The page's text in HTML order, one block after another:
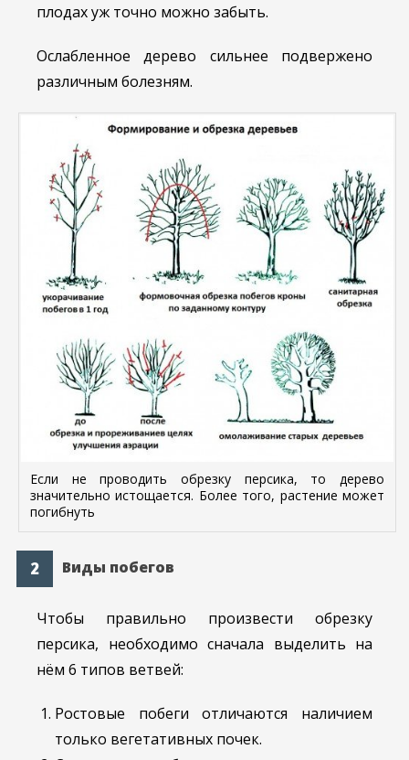
плодах уж точно можно забыть.
Ослабленное дерево сильнее подвержено
различным болезням.
Если не проводить обрезку персика, то дерево
значительно истощается. Более того, растение может
погибнуть
Виды побегов
Чтобы правильно произвести обрезку
персика, необходимо сначала выделить на
нём 6 типов ветвей:
Ростовые побеги отличаются наличием
только вегетативных почек.